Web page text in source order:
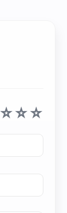
☆☆☆